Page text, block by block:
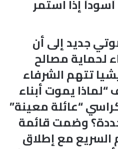
إذا استمر
جديد إلى أن
لحماية مصالح
تتهم الشرفاء
يموت أبناء
“عائلة معينة”
وضمت قائمة
السريع مع إطلاق